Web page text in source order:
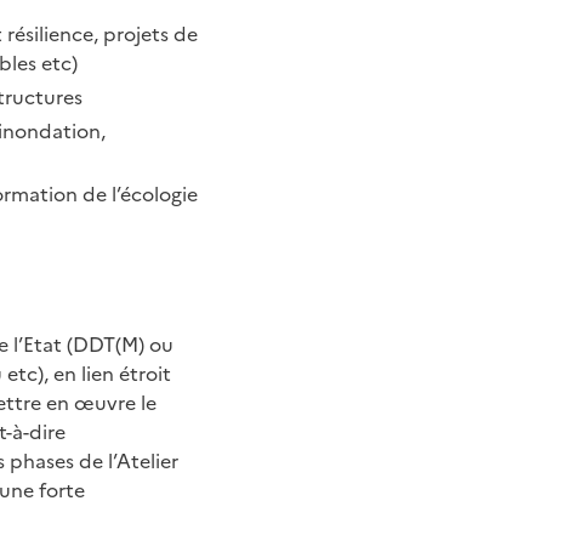
projets de
etc)
de l’écologie
(DDT(M) ou
etc), en lien étroit
en œuvre le
à-dire
de l’Atelier
forte